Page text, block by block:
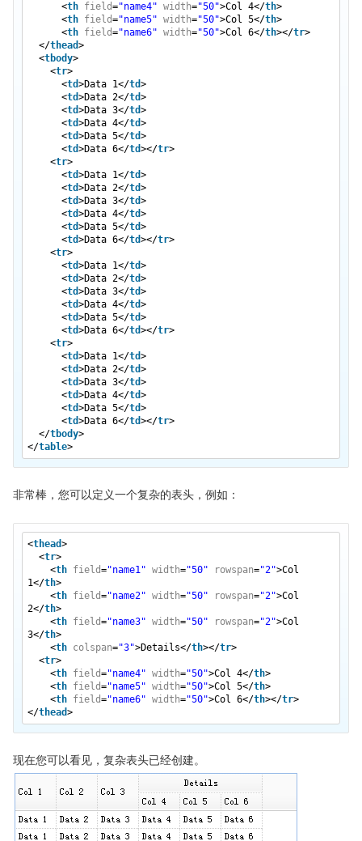
jQuery EasyUI 自定义排序
jQuery EasyUI 创建列组合
jQuery EasyUI 添加复选框
jQuery EasyUI 自定义分页
jQuery EasyUI 启用行内编辑
jQuery EasyUI 扩展编辑器
jQuery EasyUI 列运算
jQuery EasyUI 合并单元格
jQuery EasyUI 创建自定义视图
jQuery EasyUI 创建页脚摘要
jQuery EasyUI 设置行背景颜色
jQuery EasyUI 创建属性网格
jQuery EasyUI 扩展行显示细节
jQuery EasyUI 创建子网格
jQuery EasyUI 显示海量数据
jQuery EasyUI 添加分页组件
jQuery EasyUI 窗口
jQuery EasyUI 创建简单窗口
jQuery EasyUI 自定义窗口工具栏
jQuery EasyUI 窗口与布局
jQuery EasyUI 创建对话框
jQuery EasyUI 树形菜单
jQuery EasyUI 使用标记创建树形菜单
jQuery EasyUI 异步创建树形菜单
jQuery EasyUI 树形菜单添加节点
jQuery EasyUI 创建带复选框的树形菜单
jQuery EasyUI 树形菜单拖放控制
jQuery EasyUI 树形菜单加载父/子节点
jQuery EasyUI 创建基础树形网格
jQuery EasyUI 创建复杂树形网格
jQuery EasyUI 树形网格动态加载
jQuery EasyUI 树形网格添加分页
jQuery EasyUI 树形网格惰性加载节点
jQuery EasyUI 表单
<th field="name4" width="50">Col 4</th>
<th field="name5" width="50">Col 5</th>
<th field="name6" width="50">Col 6</th></tr>
</thead>
<tbody>
<tr>
<td>Data 1</td>
<td>Data 2</td>
<td>Data 3</td>
<td>Data 4</td>
<td>Data 5</td>
<td>Data 6</td></tr>
<tr>
<td>Data 1</td>
<td>Data 2</td>
<td>Data 3</td>
<td>Data 4</td>
<td>Data 5</td>
<td>Data 6</td></tr>
<tr>
<td>Data 1</td>
<td>Data 2</td>
<td>Data 3</td>
<td>Data 4</td>
<td>Data 5</td>
<td>Data 6</td></tr>
<tr>
<td>Data 1</td>
<td>Data 2</td>
<td>Data 3</td>
<td>Data 4</td>
<td>Data 5</td>
<td>Data 6</td></tr>
</tbody>
</table>
非常棒，您可以定义一个复杂的表头，例如：
<thead>
<tr>
<th field="name1" width="50" rowspan="2">Col
1</th>
<th field="name2" width="50" rowspan="2">Col
2</th>
<th field="name3" width="50" rowspan="2">Col
3</th>
<th colspan="3">Details</th></tr>
<tr>
<th field="name4" width="50">Col 4</th>
<th field="name5" width="50">Col 5</th>
<th field="name6" width="50">Col 6</th></tr>
</thead>
现在您可以看见，复杂表头已经创建。